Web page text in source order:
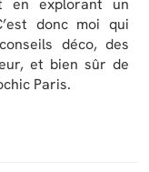
donc moi qui
déco, des
et bien sûr de
Paris.